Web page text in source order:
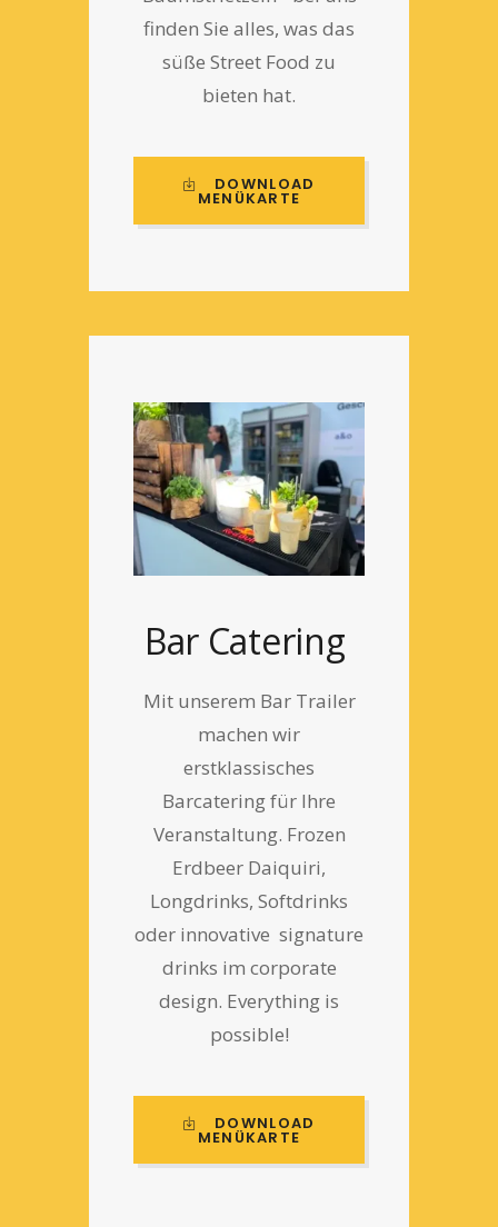
finden Sie alles, was das
süße Street Food zu
bieten hat.
DOWNLOAD
MENÜKARTE
Bar Catering
Mit unserem Bar Trailer
machen wir
erstklassisches
Barcatering für Ihre
Veranstaltung. Frozen
Erdbeer Daiquiri,
Longdrinks, Softdrinks
oder innovative signature
drinks im corporate
design. Everything is
possible!
DOWNLOAD
MENÜKARTE